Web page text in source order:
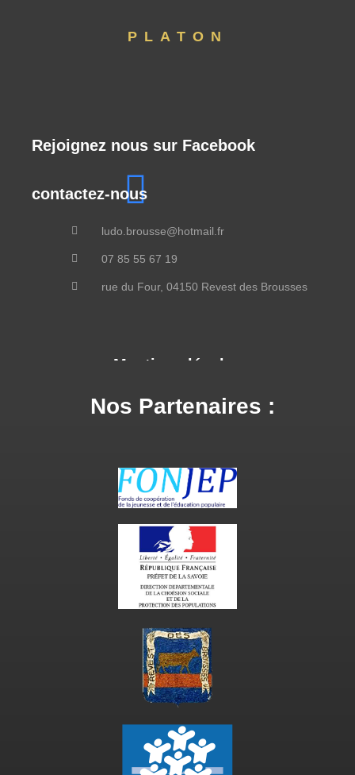
PLATON
Rejoignez nous sur Facebook
contactez-nous
ludo.brousse@hotmail.fr
07 85 55 67 19
rue du Four, 04150 Revest des Brousses
Mentions légales
Nos Partenaires :